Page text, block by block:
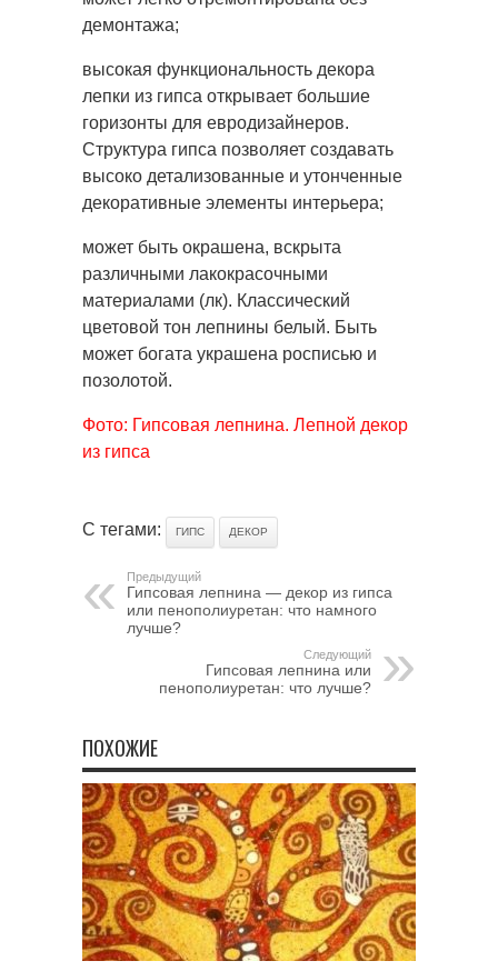
демонтажа;
высокая функциональность декора
лепки из гипса открывает большие
горизонты для евродизайнеров.
Структура гипса позволяет создавать
высоко детализованные и утонченные
декоративные элементы интерьера;
может быть окрашена, вскрыта
различными лакокрасочными
материалами (лк). Классический
цветовой тон лепнины белый. Быть
может богата украшена росписью и
позолотой.
Фото: Гипсовая лепнина. Лепной декор
из гипса
С тегами: ГИПС ДЕКОР
Предыдущий
Гипсовая лепнина — декор из гипса
или пенополиуретан: что намного
лучше?
Следующий
Гипсовая лепнина или
пенополиуретан: что лучше?
ПОХОЖИЕ